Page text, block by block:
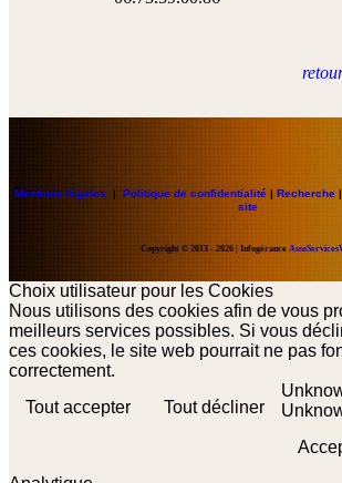
Mentions légales | Politique de confidentialité | Recherche |
site
Copyright © 2013 - 2026 | Infogérance
Choix utilisateur pour les Cookies
Nous utilisons des cookies afin de vous
meilleurs services possibles. Si vous
ces cookies, le site web pourrait ne pas
correctement.
Tout accepter
Tout décliner